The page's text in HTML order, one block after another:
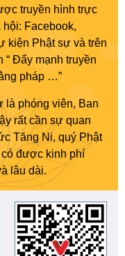
truyền hình trực
hội: Facebook,
kiện Phật sự và trên
Đẩy mạnh truyền
pháp …”
là phóng viên, Ban
rất cần sự quan
Tăng Ni, quý Phật
được kinh phí
lâu dài.